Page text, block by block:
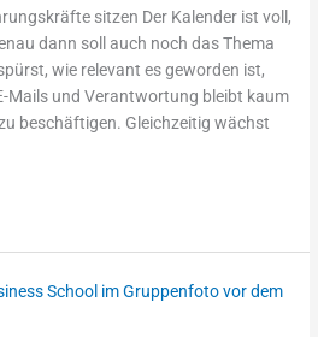
sitzen Der Kalender ist voll,
dann soll auch noch das Thema
wie relevant es geworden ist,
Mails und Verantwortung bleibt kaum
beschäftigen. Gleichzeitig wächst